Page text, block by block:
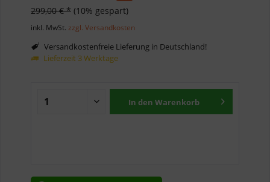
299,00 € * (10% gespart)
inkl. MwSt. zzgl. Versandkosten
Versandkostenfreie Lieferung in Deutschland!
Lieferzeit 3 Werktage
In den Warenkorb